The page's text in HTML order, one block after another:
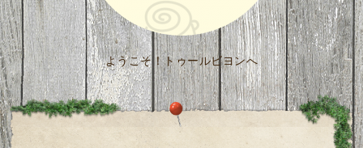
ようこそ！トゥールビヨンへ